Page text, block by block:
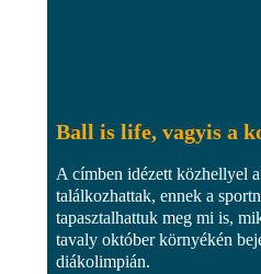
Ball is life, vagyis a
A címben idézett közhellyel
találkozhattak, ennek a
tapasztalhattuk meg mi is,
tavaly október környékén
diákolimpián.